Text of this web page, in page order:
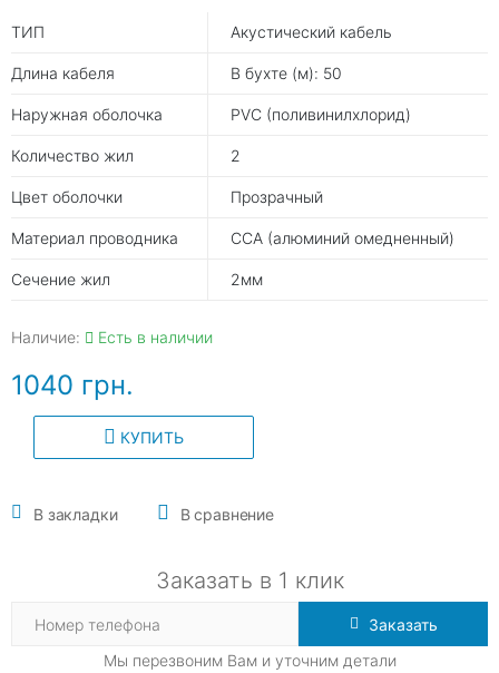
ТИП Акустический кабель
Длина кабеля В бухте (м): 50
Наружная оболочка PVC (поливинилхлорид)
Количество жил 2
Цвет оболочки Прозрачный
Материал проводника CCA (алюминий омедненный)
Сечение жил 2мм
Наличие: Есть в наличии
1040 грн.
КУПИТЬ
В закладки В сравнение
Заказать в 1 клик
Заказать
Мы перезвоним Вам и уточним детали